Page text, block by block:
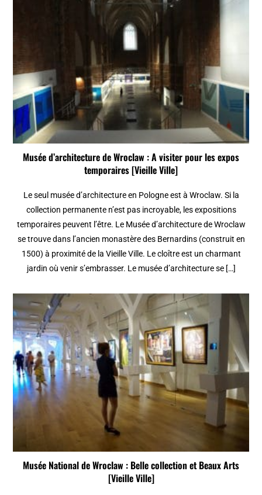
Musée d’architecture de Wroclaw : A visiter pour les expos
temporaires [Vieille Ville]
Le seul musée d’architecture en Pologne est à Wroclaw. Si la
collection permanente n’est pas incroyable, les expositions
temporaires peuvent l’être. Le Musée d’architecture de Wroclaw
se trouve dans l’ancien monastère des Bernardins (construit en
1500) à proximité de la Vieille Ville. Le cloître est un charmant
jardin où venir s’embrasser. Le musée d’architecture se […]
Musée National de Wroclaw : Belle collection et Beaux Arts
[Vieille Ville]